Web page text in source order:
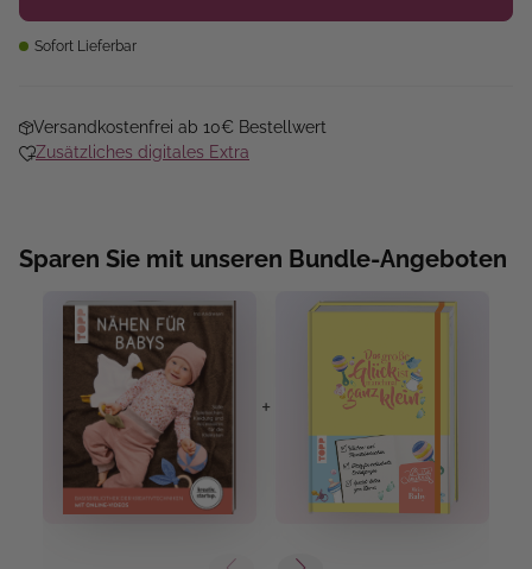
Sofort Lieferbar
Versandkostenfrei ab 10€ Bestellwert
Zusätzliches digitales Extra
Sparen Sie mit unseren Bundle-Angeboten
+